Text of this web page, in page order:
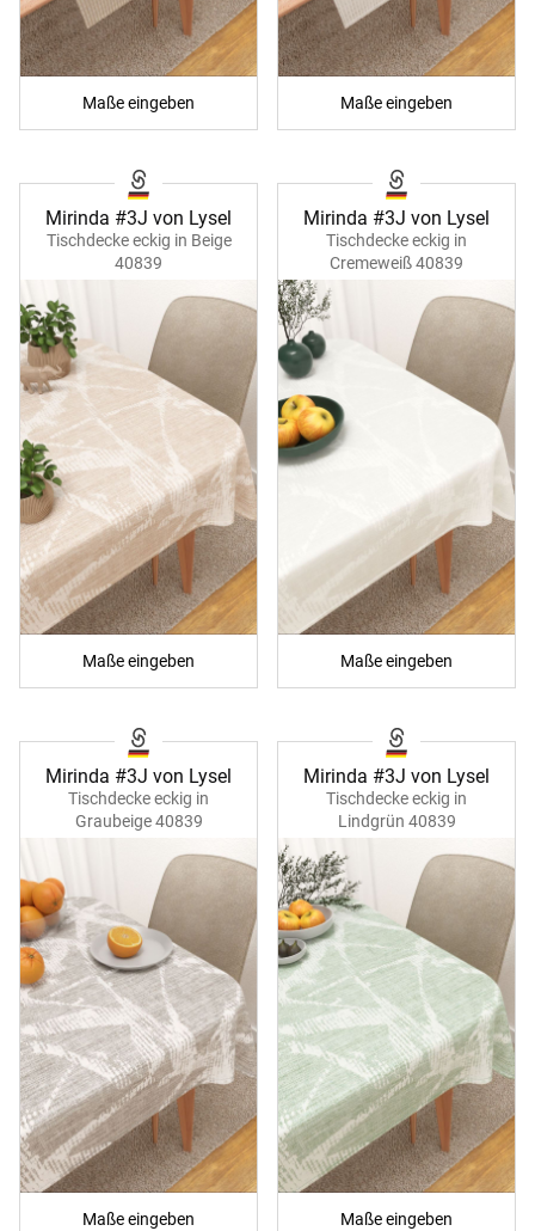
Maße eingeben Maße eingeben
Mirinda #3J von Lysel
Tischdecke eckig in Beige
40839
Maße eingeben
Mirinda #3J von Lysel
Tischdecke eckig in
Cremeweiß 40839
Maße eingeben
Mirinda #3J von Lysel
Tischdecke eckig in
Graubeige 40839
Maße eingeben
Mirinda #3J von Lysel
Tischdecke eckig in
Lindgrün 40839
Maße eingeben